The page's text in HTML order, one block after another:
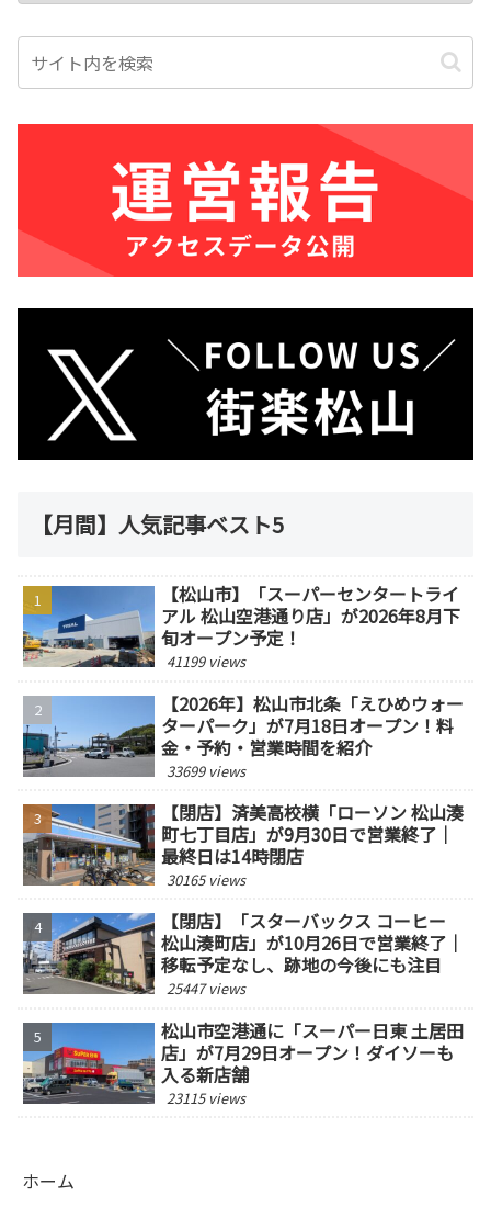
【月間】人気記事ベスト5
【松山市】「スーパーセンタートライ
アル 松山空港通り店」が2026年8月下
旬オープン予定！
41199 views
【2026年】松山市北条「えひめウォー
ターパーク」が7月18日オープン！料
金・予約・営業時間を紹介
33699 views
【閉店】済美高校横「ローソン 松山湊
町七丁目店」が9月30日で営業終了｜
最終日は14時閉店
30165 views
【閉店】「スターバックス コーヒー
松山湊町店」が10月26日で営業終了｜
移転予定なし、跡地の今後にも注目
25447 views
松山市空港通に「スーパー日東 土居田
店」が7月29日オープン！ダイソーも
入る新店舗
23115 views
ホーム